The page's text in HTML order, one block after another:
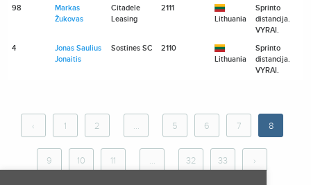
98
Markas
Žukovas
Citadele
Leasing
2111
Lithuania
Sprinto
distancija.
VYRAI.
4
Jonas Saulius
Jonaitis
Sostinės SC
2110
Lithuania
Sprinto
distancija.
VYRAI.
‹ 1 2 ... 5 6 7 8
9 10 11 ... 32 33 ›